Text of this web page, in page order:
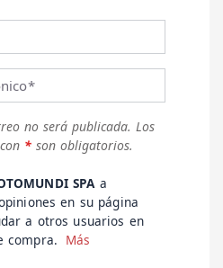
no será publicada. Los
* son obligatorios.
SPA a
en su página
a otros usuarios en
compra. Más